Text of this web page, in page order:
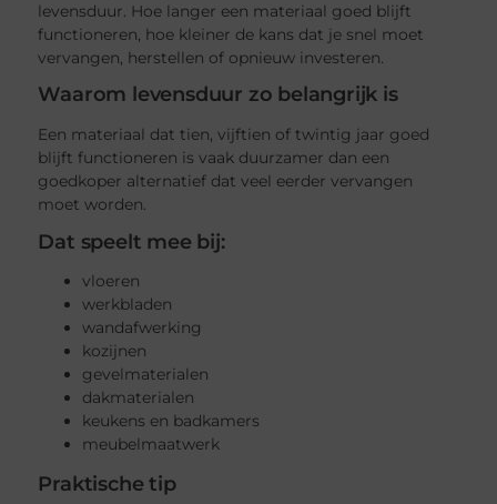
levensduur. Hoe langer een materiaal goed blijft
functioneren, hoe kleiner de kans dat je snel moet
vervangen, herstellen of opnieuw investeren.
Waarom levensduur zo belangrijk is
Een materiaal dat tien, vijftien of twintig jaar goed
blijft functioneren is vaak duurzamer dan een
goedkoper alternatief dat veel eerder vervangen
moet worden.
Dat speelt mee bij:
vloeren
werkbladen
wandafwerking
kozijnen
gevelmaterialen
dakmaterialen
keukens en badkamers
meubelmaatwerk
Praktische tip